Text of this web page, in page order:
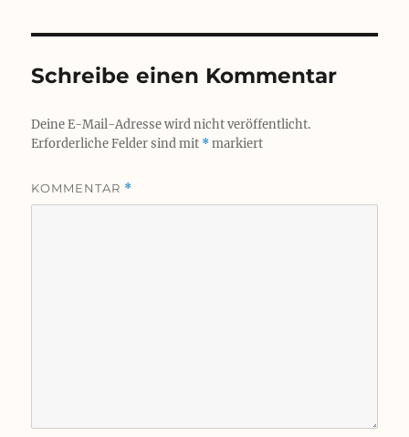
Schreibe einen Kommentar
Deine E-Mail-Adresse wird nicht veröffentlicht.
Erforderliche Felder sind mit *markiert
KOMMENTAR *